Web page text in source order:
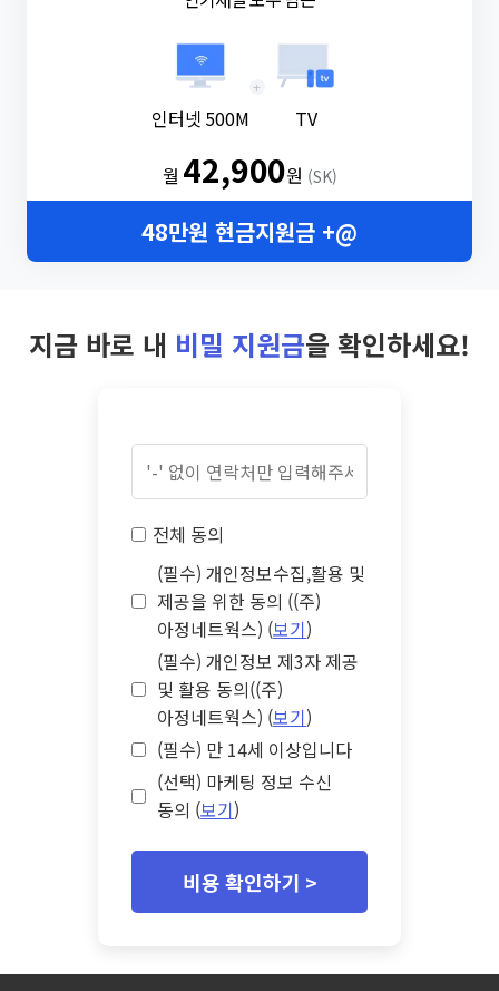
인터넷 500M
+
TV
월 42,900원 (SK)
48만원 현금지원금 +@
지금 바로 내 비밀 지원금을 확인하세요!
전체 동의
(필수) 개인정보수집,활용 및
제공을 위한 동의 ((주)
아정네트웍스) (보기)
(필수) 개인정보 제3자 제공
및 활용 동의((주)
아정네트웍스) (보기)
(필수) 만 14세 이상입니다
(선택) 마케팅 정보 수신
동의 (보기)
비용 확인하기 >